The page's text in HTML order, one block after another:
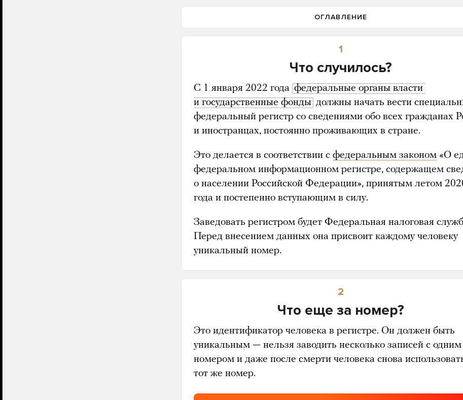
ОГЛАВЛЕНИЕ
1
Что случилось?
С 1 января 2022 года федеральные органы власти
и государственные фонды должны начать вести
федеральный регистр со сведениями обо всех гражданах
и иностранцах, постоянно проживающих в стране.
Это делается в соответствии с федеральным законом «О
федеральном информационном регистре, содержащем
о населении Российской Федерации», принятым летом
года и постепенно вступающим в силу.
Заведовать регистром будет Федеральная налоговая
Перед внесением данных она присвоит каждому человеку
уникальный номер.
2
Что еще за номер?
Это идентификатор человека в регистре. Он должен быть
уникальным — нельзя заводить несколько записей с одним
номером и даже после смерти человека снова
тот же номер.